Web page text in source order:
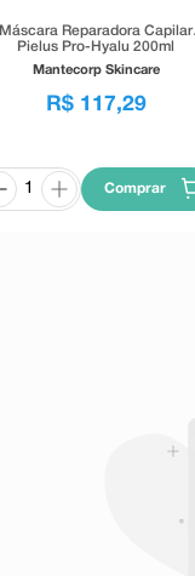
Máscara Reparadora Capilar
Pielus Pro-Hyalu 200ml
Mantecorp Skincare
R$ 117,29
Comprar